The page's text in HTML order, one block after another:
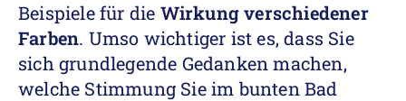
Beispiele für die Wirkung verschiedener
Farben. Umso wichtiger ist es, dass Sie
sich grundlegende Gedanken machen,
welche Stimmung Sie im bunten Bad